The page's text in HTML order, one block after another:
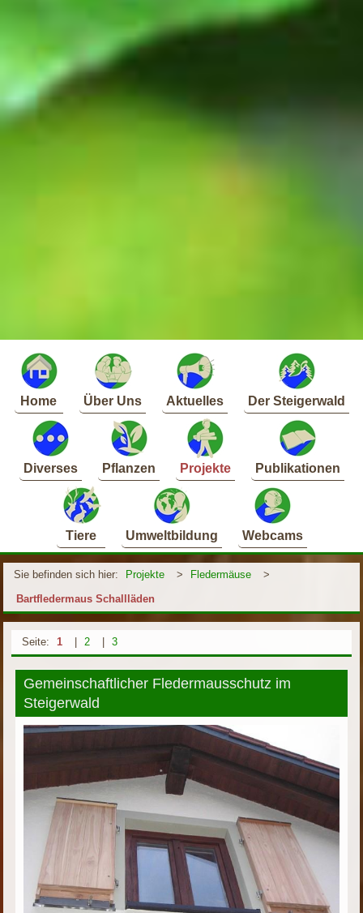
Home Über Uns Aktuelles Der Steigerwald
Diverses Pflanzen Projekte Publikationen
Tiere Umweltbildung Webcams
Sie befinden sich hier: Projekte > Fledermäuse
>
Bartfledermaus Schallläden
Seite: 1 | 2 | 3
Gemeinschaftlicher Fledermausschutz im
Steigerwald